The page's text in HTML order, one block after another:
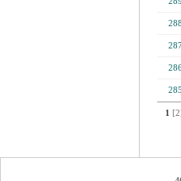
288
285
1 [2]